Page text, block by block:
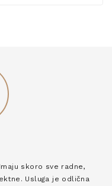
skoro sve radne,
Usluga je odlična